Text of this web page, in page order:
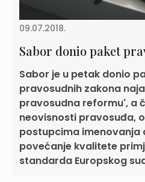
09.07.2018.
Sabor donio paket
Sabor je u petak donio
pravosudnih zakona
pravosudna reformu', a
neovisnosti pravosuđa,
postupcima imenovanja
povećanje kvalitete
standarda Europskog